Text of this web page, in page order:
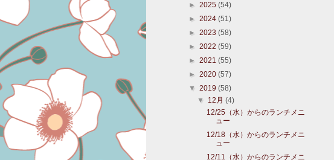
► 2025 (54)
► 2024 (51)
► 2023 (58)
► 2022 (59)
► 2021 (55)
► 2020 (57)
▼ 2019 (58)
▼ 12月(4)
12/25（水）からのランチメニ
ュー
12/18（水）からのランチメニ
ュー
12/11（水）からのランチメニ